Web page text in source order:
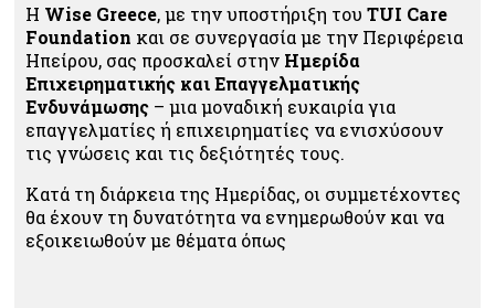
Η Wise Greece, με την υποστήριξη του TUI Care
Foundation και σε συνεργασία με την Περιφέρεια
Ηπείρου, σας προσκαλεί στην Ημερίδα
Επιχειρηματικής και Επαγγελματικής
Ενδυνάμωσης – μια μοναδική ευκαιρία για
επαγγελματίες ή επιχειρηματίες να ενισχύσουν
τις γνώσεις και τις δεξιότητές τους.
Κατά τη διάρκεια της Ημερίδας, οι συμμετέχοντες
θα έχουν τη δυνατότητα να ενημερωθούν και να
εξοικειωθούν με θέματα όπως